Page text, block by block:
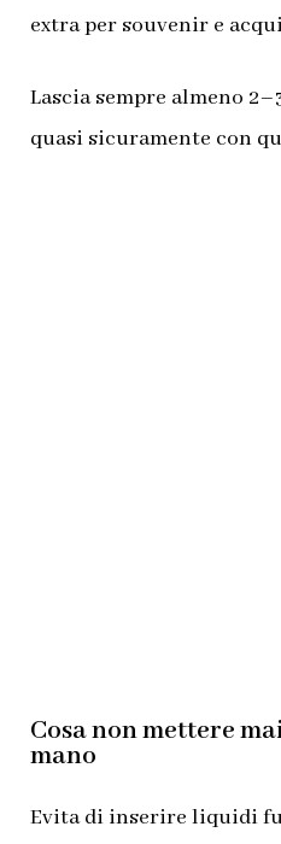
extra per souvenir e
Lascia sempre almeno
quasi sicuramente con
Cosa non mettere
mano
Evita di inserire liquidi